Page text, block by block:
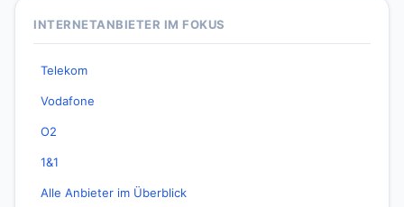
INTERNETANBIETER IM FOKUS
Telekom
Vodafone
O2
1&1
Alle Anbieter im Überblick